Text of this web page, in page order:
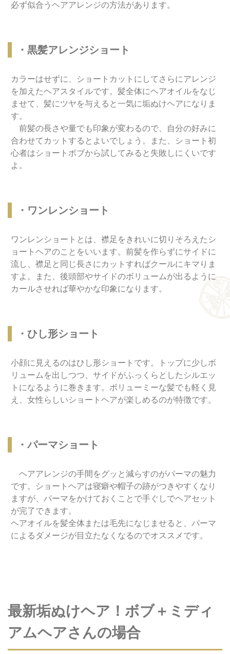
必ず似合うヘアアレンジの方法があります。
・黒髪アレンジショート
カラーはせずに、ショートカットにしてさらにアレンジ
を加えたヘアスタイルです。髪全体にヘアオイルをなじ
ませて、髪にツヤを与えると一気に垢ぬけヘアになりま
す。
前髪の長さや量でも印象が変わるので、自分の好みに
合わせてカットするとよいでしょう。また、ショート初
心者はショートボブから試してみると失敗しにくいです
よ。
・ワンレンショート
ワンレンショートとは、襟足をきれいに切りそろえたシ
ョートヘアのことをいいます。前髪を作らずにサイドに
流し、襟足と同じ長さにカットすればクールにキマりま
すよ。また、後頭部やサイドのボリュームが出るように
カールさせれば華やかな印象になります。
・ひし形ショート
小顔に見えるのはひし形ショートです。トップに少しボ
リュームを出しつつ、サイドがふっくらとしたシルエッ
トになるように巻きます。ボリューミーな髪でも軽く見
え、女性らしいショートヘアが楽しめるのが特徴です。
・パーマショート
ヘアアレンジの手間をグッと減らすのがパーマの魅力
です。ショートヘアは寝癖や帽子の跡がつきやすくなり
ますが、パーマをかけておくことで手ぐしでヘアセット
が完了できます。
ヘアオイルを髪全体または毛先になじませると、パーマ
によるダメージが目立たなくなるのでオススメです。
最新垢ぬけヘア！ボブ＋ミディ
アムヘアさんの場合